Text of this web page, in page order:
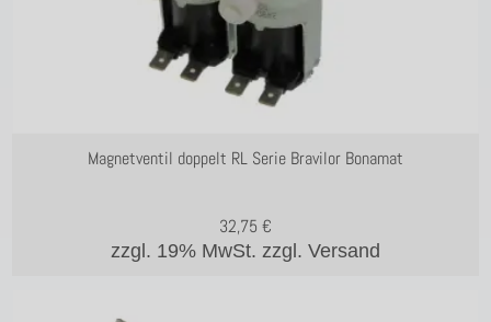
Magnetventil doppelt RL Serie Bravilor Bonamat
zzgl. 19% MwSt. zzgl. Versand
32,75 €